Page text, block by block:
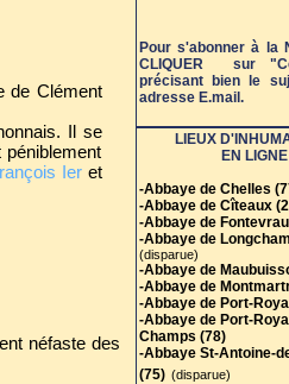
de Clément
Il se
Ieret
néfaste des
Pour s'abonner à la
CLIQUER sur
précisant bien le
adresse E.mail.
LIEUX
EN LIGNE
-Abbaye de Chelles
-Abbaye de Cîteaux
-Abbaye de
-Abbaye de
(disparue)
-Abbaye de
-Abbaye de
-Abbaye de Port-
-Abbaye de Port-
Champs (78)
-Abbaye St-Antoine-
(75) (disparue)